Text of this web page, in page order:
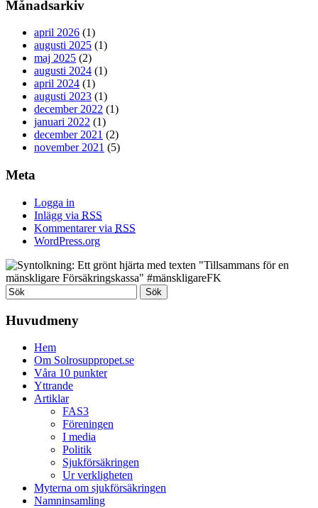
Månadsarkiv
april 2026 (1)
augusti 2025 (1)
maj 2025 (2)
augusti 2024 (1)
april 2024 (1)
augusti 2023 (1)
december 2022 (1)
januari 2022 (1)
december 2021 (2)
november 2021 (5)
Meta
Logga in
Inlägg via RSS
Kommentarer via RSS
WordPress.org
Huvudmeny
Hem
Om Solrosuppropet.se
Våra 10 punkter
Yttrande
Artiklar
FAS3
Föreningen
I media
Politik
Sjukförsäkringen
Ur verkligheten
Myterna om sjukförsäkringen
Namninsamling